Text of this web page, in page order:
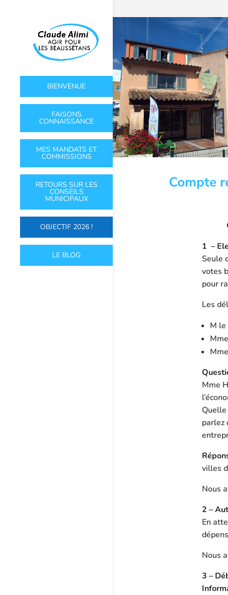
BIENVENUE
FAISONS
CONNAISSANCE
MES MANDATS ET
COMMISSIONS
RETOURS SUR LES
CONSEILS
MUNICIPAUX
OBJECTIF 2026 !
LE BLOG
Compte
1 –
Seule
votes
pour
Les
M
Mme
parlez
villes
Nous
2 –
En
Nous
3 –